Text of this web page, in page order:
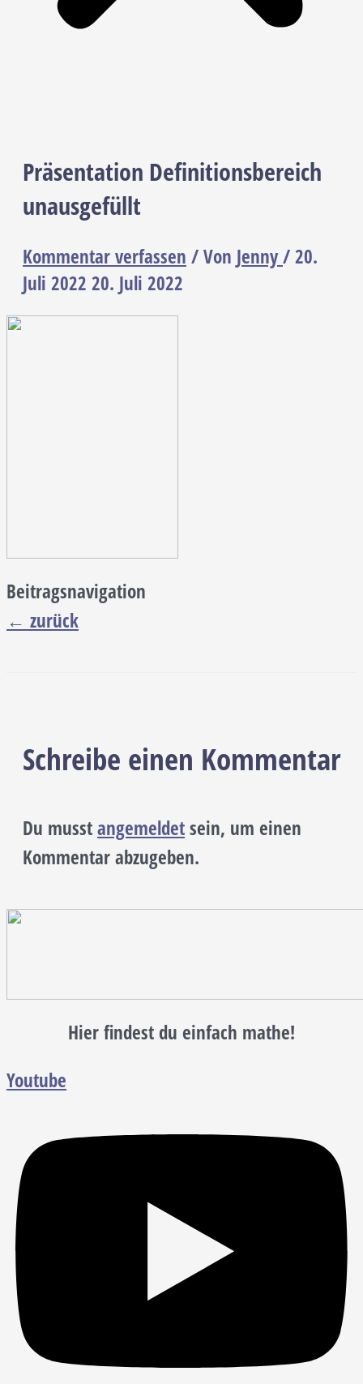
Präsentation Definitionsbereich
unausgefüllt
Kommentar verfassen / Von Jenny/20.
Juli 2022 20. Juli 2022
Beitragsnavigation
← zurück
Schreibe einen Kommentar
Du musstangemeldetsein, um einen
Kommentar abzugeben.
Hier findest du einfach mathe!
Youtube